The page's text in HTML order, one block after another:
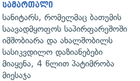
გადახედვა
სამართალი
სანიტარს, რომელმაც ბათუმის
საავადმყოფოს საპირფარეშოში
იმშობიარა და ახალშობილს
სასიკვდილო დაზიანებები
მიაყენა, 4 წლით პატიმრობა
მიესაჯა